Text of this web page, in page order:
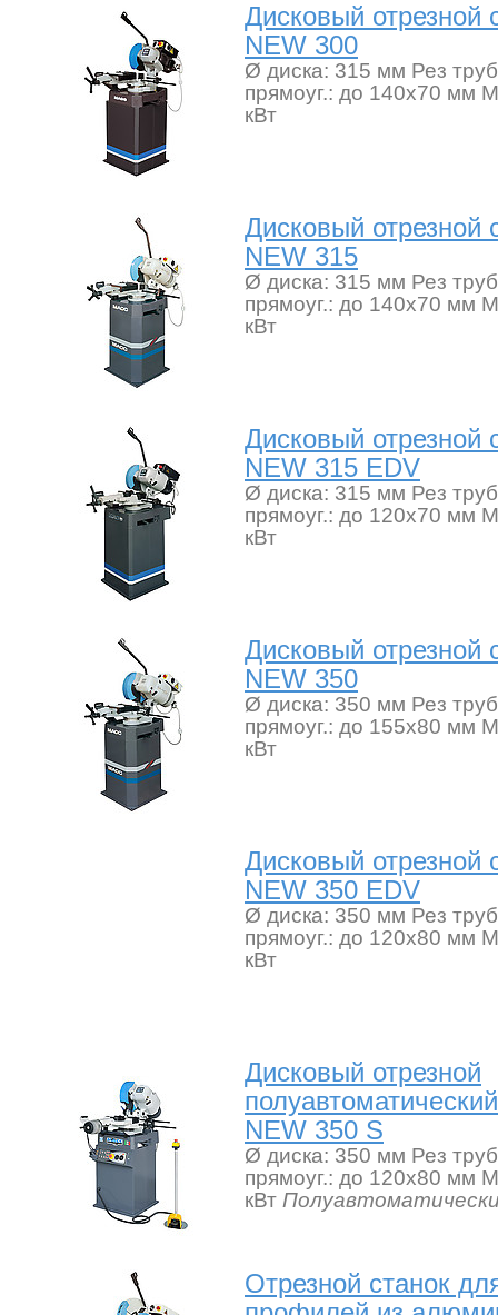
Дисковый отрезной
NEW 300
Ø диска: 315 мм Рез
прямоуг.: до 140х70 мм
кВт
Дисковый отрезной
NEW 315
Ø диска: 315 мм Рез
прямоуг.: до 140х70 мм
кВт
Дисковый отрезной
NEW 315 EDV
Ø диска: 315 мм Рез
прямоуг.: до 120х70 мм
кВт
Дисковый отрезной
NEW 350
Ø диска: 350 мм Рез
прямоуг.: до 155х80 мм
кВт
Дисковый отрезной
NEW 350 EDV
Ø диска: 350 мм Рез
прямоуг.: до 120х80 мм
кВт
Дисковый отрезной
NEW 350 S
Ø диска: 350 мм Рез
прямоуг.: до 120х80 мм
кВт
Отрезной станок